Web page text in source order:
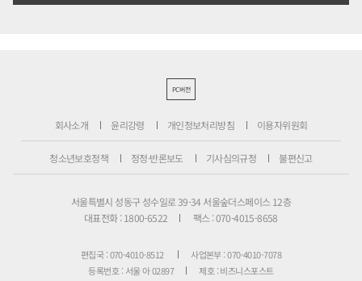
PC버전
회사소개 윤리강령 개인정보처리방침 이용자위원회
청소년보호정책 정정·반론보도 기사심의규정 불편신고
서울특별시 성동구 성수일로 39-34 서울숲더스페이스 12층
대표전화 : 1800-6522
팩스 : 070-4015-8658
편집국 : 070-4010-8512
사업본부 : 070-4010-7078
등록번호 : 서울 아 02897
제호 : 비즈니스포스트